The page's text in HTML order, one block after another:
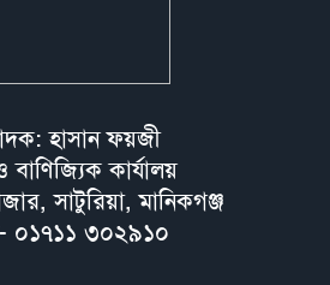
হাসান ফয়জী
বাণিজ্যিক কার্যালয়
সাটুরিয়া, মানিকগঞ্জ
০১৭১১ ৩০২৯১০